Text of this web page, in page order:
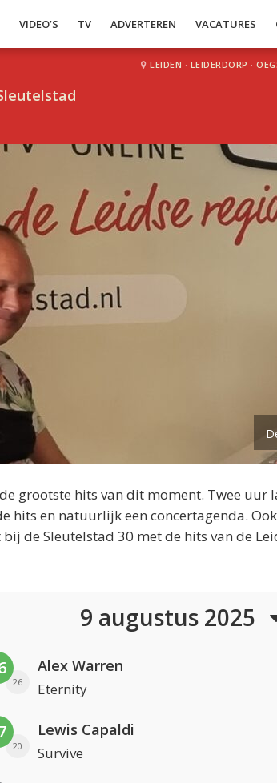
VIDEO’S TV ADVERTEREN VACATURES
LEIDEN · LEIDERDORP ·
grootste hits van dit moment. Twee uur
hits en natuurlijk een concertagenda.
de Sleutelstad 30 met de hits van de
9 augustus 2025
26
Alex Warren
Eternity
20
Lewis Capaldi
Survive